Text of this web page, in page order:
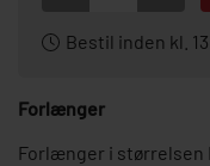
Bestil inden kl.
Forlænger
Forlænger i størrelsen